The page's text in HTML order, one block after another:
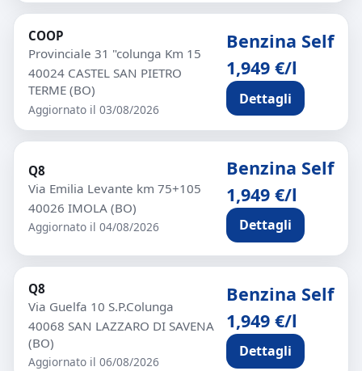
COOP
Provinciale 31 "colunga Km 15
40024 CASTEL SAN PIETRO
TERME (BO)
Aggiornato il 03/08/2026
Benzina Self
1,949 €/l
Dettagli
Q8
Via Emilia Levante km 75+105
40026 IMOLA (BO)
Aggiornato il 04/08/2026
Benzina Self
1,949 €/l
Dettagli
Q8
Via Guelfa 10 S.P.Colunga
40068 SAN LAZZARO DI SAVENA
(BO)
Aggiornato il 06/08/2026
Benzina Self
1,949 €/l
Dettagli